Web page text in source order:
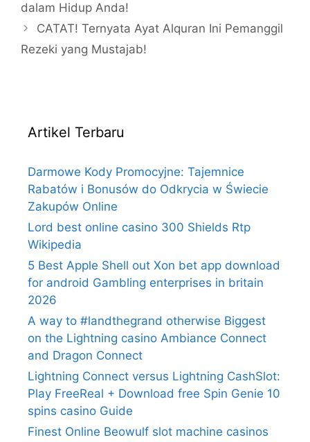
dalam Hidup Anda!
CATAT! Ternyata Ayat Alquran Ini Pemanggil
Rezeki yang Mustajab!
Artikel Terbaru
Darmowe Kody Promocyjne: Tajemnice
Rabatów i Bonusów do Odkrycia w Świecie
Zakupów Online
Lord best online casino 300 Shields Rtp
Wikipedia
5 Best Apple Shell out Xon bet app download
for android Gambling enterprises in britain
2026
A way to #landthegrand otherwise Biggest
on the Lightning casino Ambiance Connect
and Dragon Connect
Lightning Connect versus Lightning CashSlot:
Play FreeReal + Download free Spin Genie 10
spins casino Guide
Finest Online Beowulf slot machine casinos